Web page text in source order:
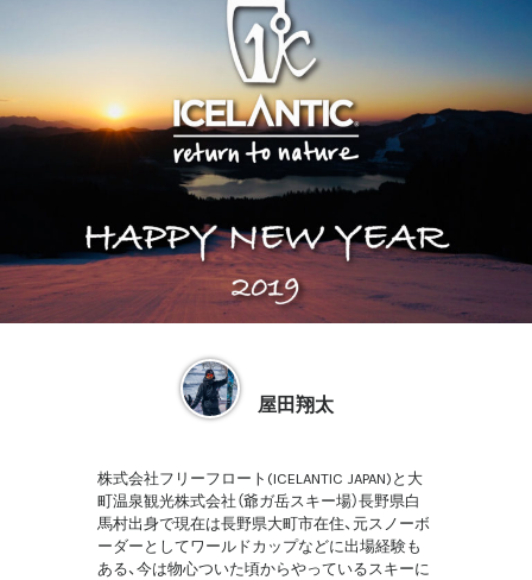
屋田翔太
株式会社フリーフロート(ICELANTIC JAPAN)と大
町温泉観光株式会社（爺ガ岳スキー場）長野県白
馬村出身で現在は長野県大町市在住、元スノーボ
ーダーとしてワールドカップなどに出場経験も
ある、今は物心ついた頃からやっているスキーに